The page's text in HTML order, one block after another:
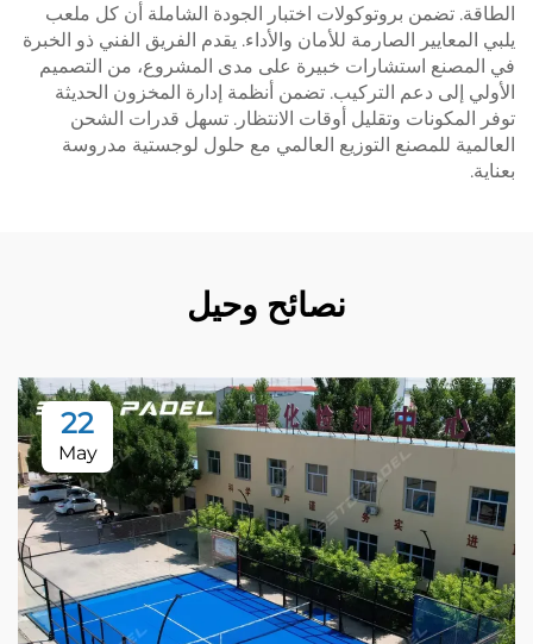
الطاقة. تضمن بروتوكولات اختبار الجودة الشاملة أن كل ملعب
يلبي المعايير الصارمة للأمان والأداء. يقدم الفريق الفني ذو الخبرة
في المصنع استشارات خبيرة على مدى المشروع، من التصميم
الأولي إلى دعم التركيب. تضمن أنظمة إدارة المخزون الحديثة
توفر المكونات وتقليل أوقات الانتظار. تسهل قدرات الشحن
العالمية للمصنع التوزيع العالمي مع حلول لوجستية مدروسة
بعناية.
نصائح وحيل
22
May